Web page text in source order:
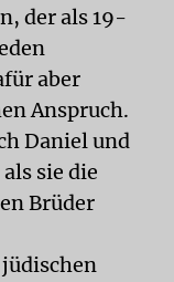
der als 19-
aber
Anspruch.
Daniel und
sie die
Brüder